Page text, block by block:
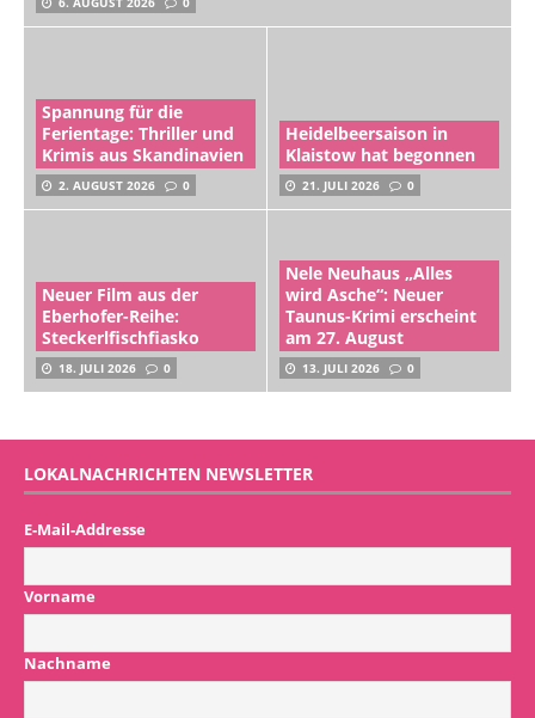
Spannung für die
Ferientage: Thriller und
Krimis aus Skandinavien
2. AUGUST 2026 0
Heidelbeersaison in
Klaistow hat begonnen
21. JULI 2026 0
Neuer Film aus der
Eberhofer-Reihe:
Steckerlfischfiasko
18. JULI 2026 0
Nele Neuhaus „Alles
wird Asche“: Neuer
Taunus-Krimi erscheint
am 27. August
13. JULI 2026 0
LOKALNACHRICHTEN NEWSLETTER
E-Mail-Addresse
Vorname
Nachname